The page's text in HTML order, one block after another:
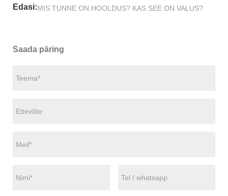
Edasi:MIS TUNNE ON HOOLDUS? KAS SEE ON VALUS?
Saada päring